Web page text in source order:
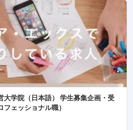
大学院（日本語） 学生募集企画・受
ェッショナル職）